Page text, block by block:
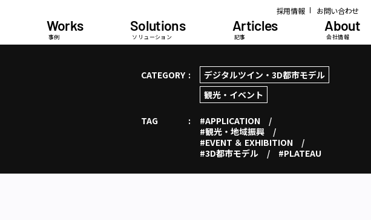
採用情報 お問い合わせ
Works
事例
Solutions
ソリューション
Articles
記事
About
会社情報
CATEGORY
デジタルツイン・3D都市モデル
観光・イベント
TAG
#APPLICATION
#観光・地域振興
#EVENT ＆ EXHIBITION
#3D都市モデル
#PLATEAU